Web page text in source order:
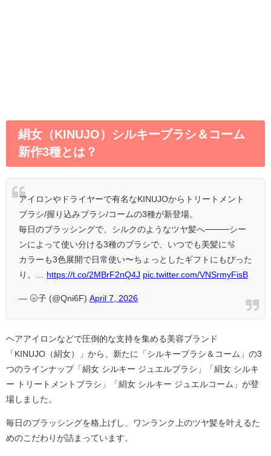
絹女（KINUJO）シルキーブラシ＆コーム
新作3種とは？
アイロンやドライヤーで有名なKINUJOからトリートメント
ブラシ/握り込みブラシ/コームの3種が新登場。
毎日のブラッシングで、シルクのようなツヤ髪へ────シー
ンによって使い分ける3種のブラシで、いつでも美髪に🫧
カラーも3色展開で日常使い〜ちょっとしたギフトにもぴった
り。… https://t.co/2MBrF2nQ4J pic.twitter.com/VNSrmyFisB
— 🌝子 (@Qni6F) April 7, 2026
ヘアアイロンなどで圧倒的な支持を集める美容ブランド
「KINUJO（絹女）」から、新たに「シルキーブラシ＆コーム」の3
つのラインナップ「絹女 シルキー ジュエルブラシ」「絹女 シルキ
ー トリートメントブラシ」「絹女 シルキー ジュエルコーム」が登
場しました。
毎日のブラッシングを格上げし、ワンランク上のツヤ髪を叶えるた
めのこだわりが詰まっています。